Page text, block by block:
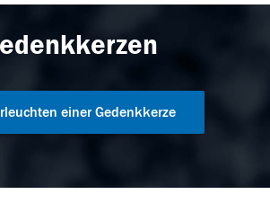
einer Gedenkkerze